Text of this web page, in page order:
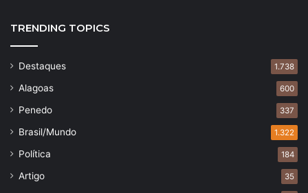
TRENDING TOPICS
Destaques 1.738
Alagoas 600
Penedo 337
Brasil/Mundo 1.322
Política 184
Artigo 35